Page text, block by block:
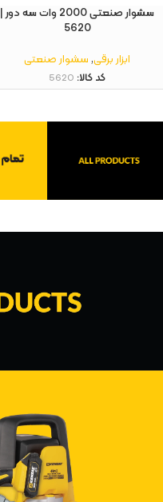
سشوار صنعتی 2000 وات سه دور |
5620
ابزار برقی,سشوار صنعتی
کد کالا: 5620